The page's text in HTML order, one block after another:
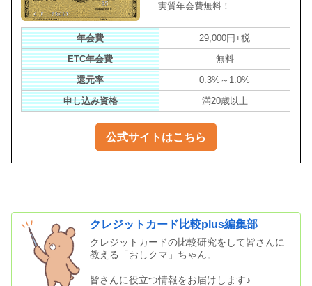
実質年会費無料！
年会費
29,000円+税
ETC年会費
無料
還元率
0.3%～1.0%
申し込み資格
満20歳以上
公式サイトはこちら
クレジットカード比較plus編集部
クレジットカードの比較研究をして皆さんに
教える「おしクマ」ちゃん。
皆さんに役立つ情報をお届けします♪